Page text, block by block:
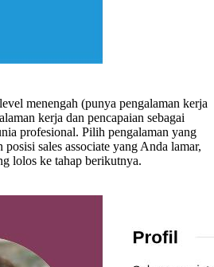
menengah (punya pengalaman kerja
kerja dan pencapaian sebagai
profesional. Pilih pengalaman yang
sales associate yang Anda lamar,
lolos ke tahap berikutnya.